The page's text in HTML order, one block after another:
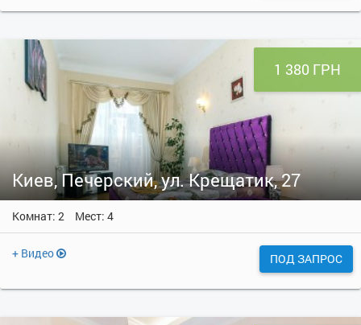
1 380 ГРН
Киев, Печерский, ул. Крещатик, 27
Комнат: 2 Мест: 4
+ Видео ПОД ЗАПРОС